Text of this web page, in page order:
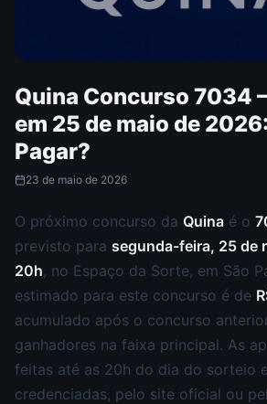
Quina Concurso 7034
em 25 de maio de
Pagar?
23 de maio de 2026
O próximo concurso da Quina é o
previsto para segunda-feira, 25 de
20h, no Espaço da Sorte, em São
estimado para este concurso é de
acumulado após o concurso
ganhadores na faixa principal. As
feitas até as 20h do dia do sorteio
credenciadas, pelo site oficial ou